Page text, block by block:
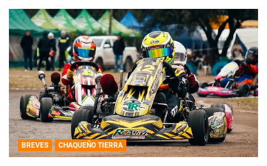
BREVES CHAQUEÑO TIERRA